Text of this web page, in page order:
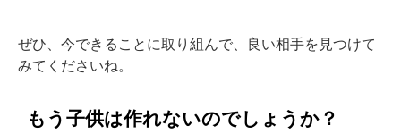
ぜひ、今できることに取り組んで、良い相手を見つけて
みてくださいね。
もう子供は作れないのでしょうか？